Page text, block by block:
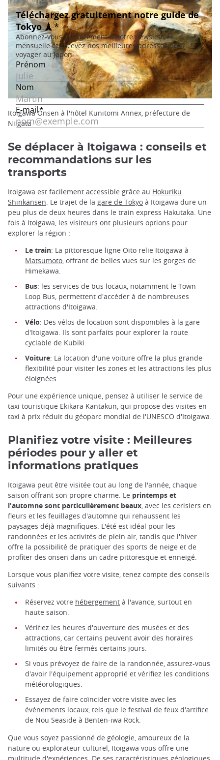
Itoigawa Onsen à l'hôtel Kunitomi Annex, préfecture de
Niigata
Se déplacer à Itoigawa : conseils et
recommandations sur les
transports
Itoigawa est facilement accessible grâce au Hokuriku
Shinkansen . Le trajet de la gare de Tokyo à Itoigawa dure un
peu plus de deux heures dans le train express Hakutaka. Une
fois à Itoigawa, les visiteurs ont plusieurs options pour
explorer la région :
Le train: La pittoresque ligne Oito relie Itoigawa à
Matsumoto, offrant de belles vues sur les gorges de
Himekawa.
Bus: les services de bus locaux, notamment le Town
Loop Bus, permettent d'accéder à de nombreuses
attractions d'Itoigawa.
Vélo: Des vélos de location sont disponibles à la gare
d'Itoigawa. Ils sont parfaits pour explorer la route
cyclable de Kubiki.
Voiture: La location d'une voiture offre la plus grande
flexibilité pour visiter les zones et les attractions les plus
éloignées.
Pour une expérience unique, pensez à utiliser le service de
taxi touristique Ekikara Kantakun, qui propose des visites en
taxi à prix réduit du géoparc mondial de l'UNESCO d'Itoigawa.
Planifiez votre visite : Meilleures
périodes pour y aller et
informations pratiques
Itoigawa peut être visitée tout au long de l'année, chaque
saison offrant son propre charme. Le printemps et
l'automne sont particulièrement beaux, avec les cerisiers en
fleurs et les feuillages d'automne qui rehaussent les
paysages déjà magnifiques. L'été est idéal pour les
randonnées et les activités de plein air, tandis que l'hiver
offre la possibilité de pratiquer des sports de neige et de
profiter des onsen dans un cadre pittoresque et enneigé.
Lorsque vous planifiez votre visite, tenez compte des conseils
suivants :
Réservez votre hébergement à l'avance, surtout en
haute saison.
Vérifiez les heures d'ouverture des musées et des
attractions, car certains peuvent avoir des horaires
limités ou être fermés certains jours.
Si vous prévoyez de faire de la randonnée, assurez-vous
d'avoir l'équipement approprié et vérifiez les conditions
météorologiques.
Essayez de faire coïncider votre visite avec les
événements locaux, tels que le festival de feux d'artifice
de Nou Seaside à Benten-iwa Rock.
Que vous soyez passionné de géologie, amoureux de la
nature ou explorateur culturel, Itoigawa vous offre une
multitude d'expériences. De ses caractéristiques géologiques